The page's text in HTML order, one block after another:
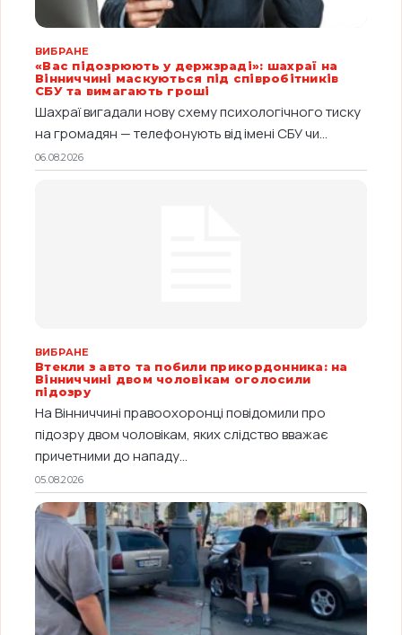
ВИБРАНЕ
«Вас підозрюють у держзраді»: шахраї на
Вінниччині маскуються під співробітників
СБУ та вимагають гроші
Шахраї вигадали нову схему психологічного тиску
на громадян — телефонують від імені СБУ чи...
06.08.2026
ВИБРАНЕ
Втекли з авто та побили прикордонника: на
Вінниччині двом чоловікам оголосили
підозру
На Вінниччині правоохоронці повідомили про
підозру двом чоловікам, яких слідство вважає
причетними до нападу...
05.08.2026